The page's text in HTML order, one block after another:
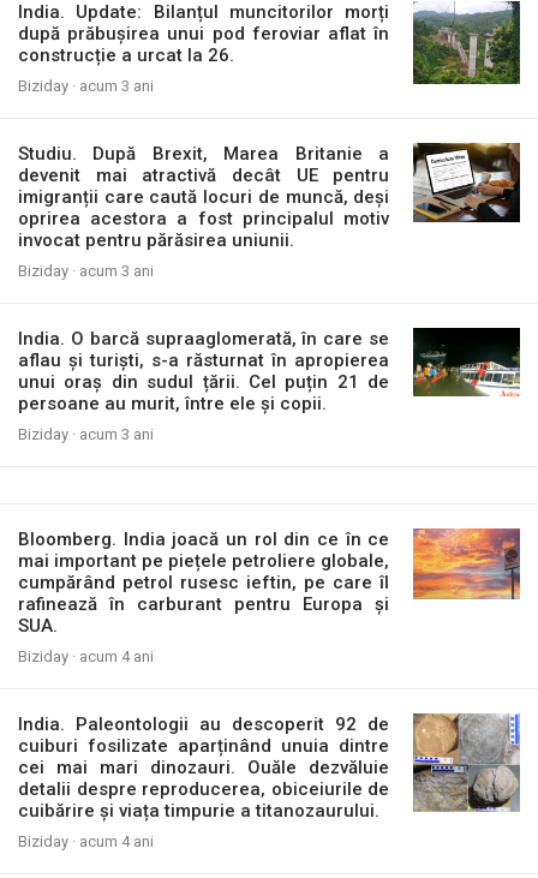
India. Update: Bilanțul muncitorilor morți
după prăbușirea unui pod feroviar aflat în
construcție a urcat la 26.
Biziday · acum 3 ani
Studiu. După Brexit, Marea Britanie a
devenit mai atractivă decât UE pentru
imigranții care caută locuri de muncă, deși
oprirea acestora a fost principalul motiv
invocat pentru părăsirea uniunii.
Biziday · acum 3 ani
India. O barcă supraaglomerată, în care se
aflau și turiști, s-a răsturnat în apropierea
unui oraș din sudul țării. Cel puțin 21 de
persoane au murit, între ele și copii.
Biziday · acum 3 ani
Bloomberg. India joacă un rol din ce în ce
mai important pe piețele petroliere globale,
cumpărând petrol rusesc ieftin, pe care îl
rafinează în carburant pentru Europa și
SUA.
Biziday · acum 4 ani
India. Paleontologii au descoperit 92 de
cuiburi fosilizate aparținând unuia dintre
cei mai mari dinozauri. Ouăle dezvăluie
detalii despre reproducerea, obiceiurile de
cuibărire și viața timpurie a titanozaurului.
Biziday · acum 4 ani